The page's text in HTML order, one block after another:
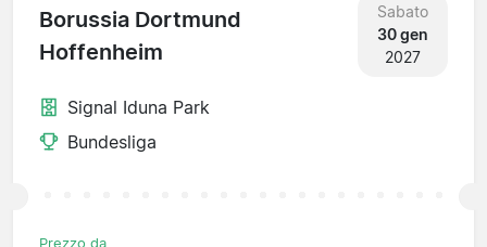
Borussia Dortmund
Hoffenheim
Sabato
30 gen
2027
Signal Iduna Park
Bundesliga
Prezzo da